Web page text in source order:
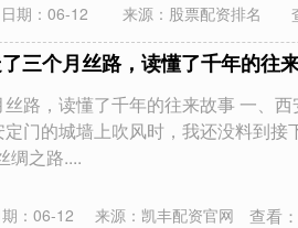
日期：06-12 来源：股票配资排名
三个月丝路，读懂了千年的往
丝路，读懂了千年的往来故事 一、
门的城墙上吹风时，我还没料到接
绸之路....
期：06-12 来源：凯丰配资官网 查看：